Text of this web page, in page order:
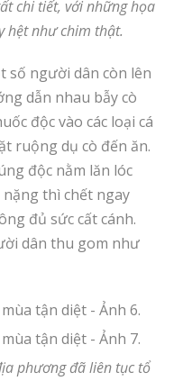
chi tiết, với những họa
hệt như chim thật.
số người dân còn lên
dẫn nhau bẫy cò
độc vào các loại cá
ruộng dụ cò đến ăn.
độc nằm lăn lóc
thì chết ngay
đủ sức cất cánh.
dân thu gom như
phương đã liên tục tổ